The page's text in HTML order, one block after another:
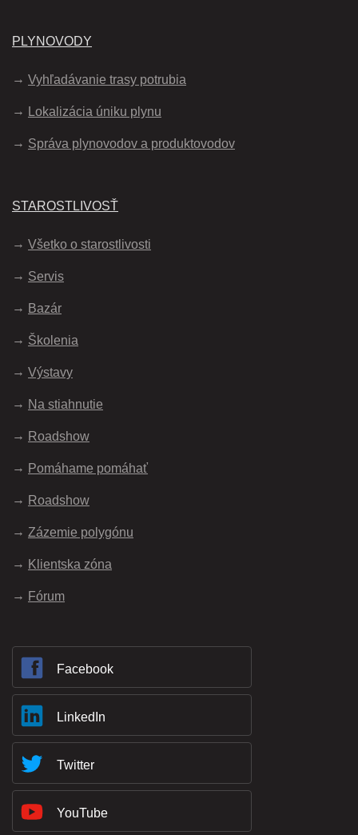
PLYNOVODY
Vyhľadávanie trasy potrubia
Lokalizácia úniku plynu
Správa plynovodov a produktovodov
STAROSTLIVOSŤ
Všetko o starostlivosti
Servis
Bazár
Školenia
Výstavy
Na stiahnutie
Roadshow
Pomáhame pomáhať
Roadshow
Zázemie polygónu
Klientska zóna
Fórum
Facebook
LinkedIn
Twitter
YouTube